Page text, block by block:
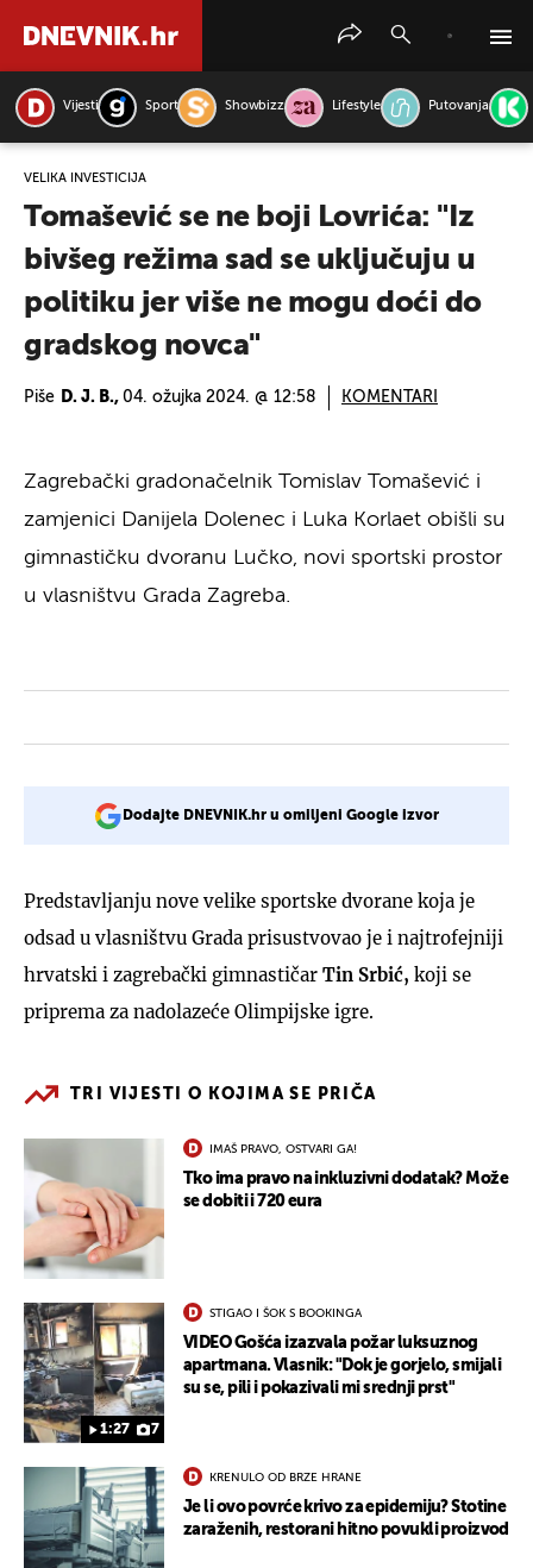
Vijesti Sport Showbizz Lifestyle Putovanja
VELIKA INVESTICIJA
Tomašević se ne boji Lovrića: "Iz
bivšeg režima sad se uključuju u
politiku jer više ne mogu doći do
gradskog novca"
Piše D. J. B., 04. ožujka 2024. @ 12:58 KOMENTARI
Zagrebački gradonačelnik Tomislav Tomašević i
zamjenici Danijela Dolenec i Luka Korlaet obišli su
gimnastičku dvoranu Lučko, novi sportski prostor
u vlasništvu Grada Zagreba.
Dodajte DNEVNIK.hr u omiljeni Google izvor
Predstavljanju nove velike sportske dvorane koja je
odsad u vlasništvu Grada prisustvovao je i najtrofejniji
hrvatski i zagrebački gimnastičar Tin Srbić, koji se
priprema za nadolazeće Olimpijske igre.
TRI VIJESTI O KOJIMA SE PRIČA
IMAŠ PRAVO, OSTVARI GA!
Tko ima pravo na inkluzivni dodatak? Može
se dobiti i 720 eura
1:27 7
STIGAO I ŠOK S BOOKINGA
VIDEO Gošća izazvala požar luksuznog
apartmana. Vlasnik: "Dok je gorjelo, smijali
su se, pili i pokazivali mi srednji prst"
KRENULO OD BRZE HRANE
Je li ovo povrće krivo za epidemiju? Stotine
zaraženih, restorani hitno povukli proizvod
PRETRAŽITE VIJESTI